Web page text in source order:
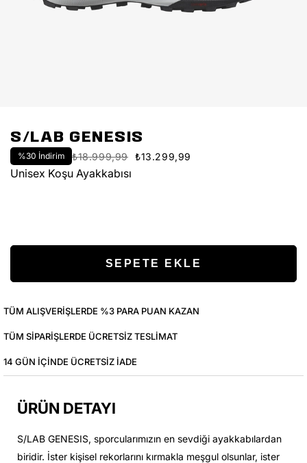
S/LAB GENESIS
%30 İndirim ₺18.999,99 ₺13.299,99
Unisex Koşu Ayakkabısı
TÜM ALIŞVERIŞLERDE %3 PARA PUAN KAZAN
TÜM SIPARIŞLERDE ÜCRETSIZ TESLIMAT
14 GÜN IÇINDE ÜCRETSIZ IADE
ÜRÜN DETAYI
S/LAB GENESIS, sporcularımızın en sevdiği ayakkabılardan
biridir. İster kişisel rekorlarını kırmakla meşgul olsunlar, ister